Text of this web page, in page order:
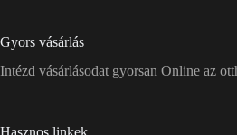
Gyors vásárlás
Intézd vásárlásodat gyorsan Online az